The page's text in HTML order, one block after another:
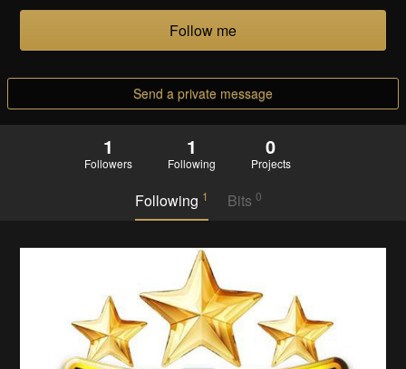
Follow me
Send a private message
1
Followers
1
Following
0
Projects
Following 1 Bits 0